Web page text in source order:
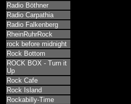
Radio Böthner
Radio Carpathia
Radio Falkenberg
RheinRuhrRock
rock before midnight
Rock Bottom
ROCK BOX - Turn it
Up
Rock Cafe
Rock Island
Rockabilly-Time